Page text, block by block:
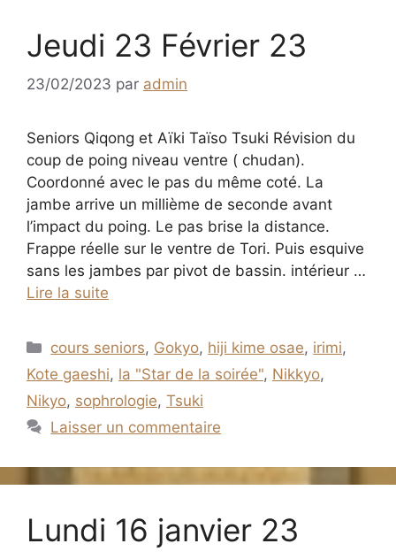
Jeudi 23 Février 23
23/02/2023 par admin
Seniors Qiqong et Aïki Taïso Tsuki Révision du
coup de poing niveau ventre ( chudan).
Coordonné avec le pas du même coté. La
jambe arrive un millième de seconde avant
l’impact du poing. Le pas brise la distance.
Frappe réelle sur le ventre de Tori. Puis esquive
sans les jambes par pivot de bassin. intérieur …
Lire la suite
Catégories
cours seniors, Gokyo, hiji kime osae, irimi,
Kote gaeshi, la "Star de la soirée", Nikkyo,
Nikyo, sophrologie, Tsuki
Laisser un commentaire
Lundi 16 janvier 23